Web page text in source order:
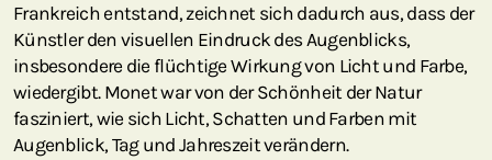
Frankreich entstand, zeichnet sich dadurch aus, dass der
Künstler den visuellen Eindruck des Augenblicks,
insbesondere die flüchtige Wirkung von Licht und Farbe,
wiedergibt. Monet war von der Schönheit der Natur
fasziniert, wie sich Licht, Schatten und Farben mit
Augenblick, Tag und Jahreszeit verändern.